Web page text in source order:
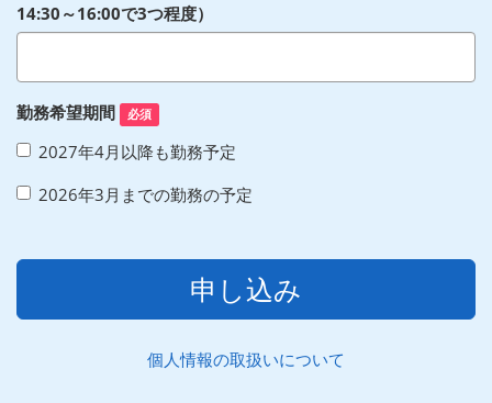
14:30～16:00で3つ程度）
勤務希望期間 必須
2027年4月以降も勤務予定
2026年3月までの勤務の予定
申し込み
個人情報の取扱いについて